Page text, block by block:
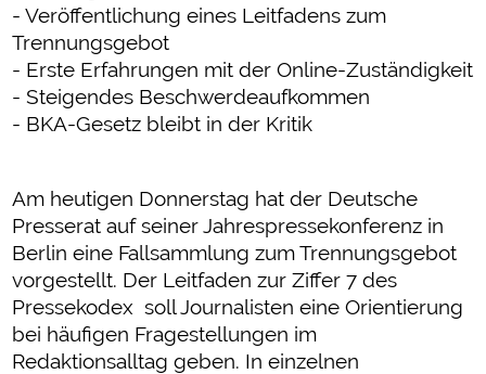
- Veröffentlichung eines Leitfadens zum
Trennungsgebot
- Erste Erfahrungen mit der Online-Zuständigkeit
- Steigendes Beschwerdeaufkommen
- BKA-Gesetz bleibt in der Kritik
Am heutigen Donnerstag hat der Deutsche
Presserat auf seiner Jahrespressekonferenz in
Berlin eine Fallsammlung zum Trennungsgebot
vorgestellt. Der Leitfaden zur Ziffer 7 des
Pressekodex soll Journalisten eine Orientierung
bei häufigen Fragestellungen im
Redaktionsalltag geben. In einzelnen